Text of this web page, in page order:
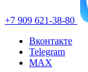
+7 909 621-38-80
Вконтакте
Telegram
MAX